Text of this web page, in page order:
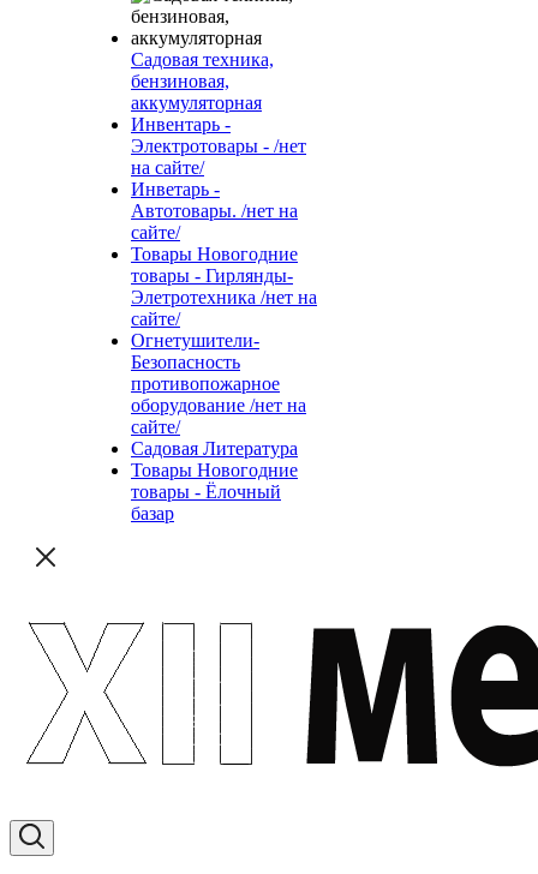
Садовая техника,
бензиновая,
аккумуляторная
Инвентарь -
Электротовары - /нет
на сайте/
Инветарь -
Автотовары. /нет на
сайте/
Товары Новогодние
товары - Гирлянды-
Элетротехника /нет на
сайте/
Огнетушители-
Безопасность
противопожарное
оборудование /нет на
сайте/
Садовая Литература
Товары Новогодние
товары - Ёлочный
базар